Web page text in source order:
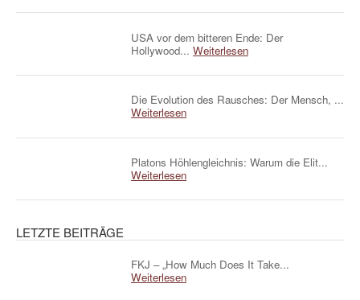
USA vor dem bitteren Ende: Der
Hollywood... Weiterlesen
Die Evolution des Rausches: Der Mensch, ...
Weiterlesen
Platons Höhlengleichnis: Warum die Elit...
Weiterlesen
LETZTE BEITRÄGE
FKJ – „How Much Does It Take...
Weiterlesen